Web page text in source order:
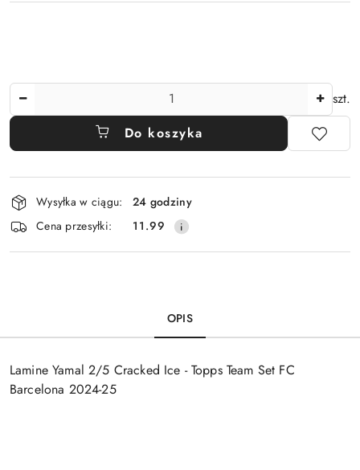
szt.
Do koszyka
Dostępność
i
dostawa
Wysyłka w ciągu:
24 godziny
Cena przesyłki:
11.99
OPIS
Lamine Yamal 2/5 Cracked Ice - Topps Team Set FC
Barcelona 2024-25